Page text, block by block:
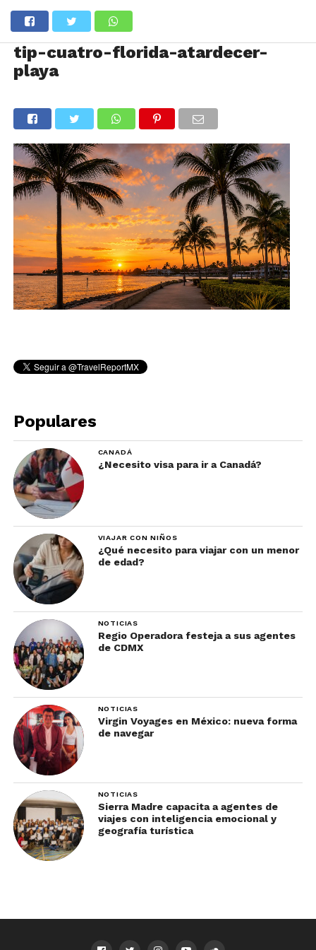
tip-cuatro-florida-atardecer-
playa
Populares
CANADÁ
¿Necesito visa para ir a Canadá?
VIAJAR CON NIÑOS
¿Qué necesito para viajar con un menor
de edad?
NOTICIAS
Regio Operadora festeja a sus agentes
de CDMX
NOTICIAS
Virgin Voyages en México: nueva forma
de navegar
NOTICIAS
Sierra Madre capacita a agentes de
viajes con inteligencia emocional y
geografía turística